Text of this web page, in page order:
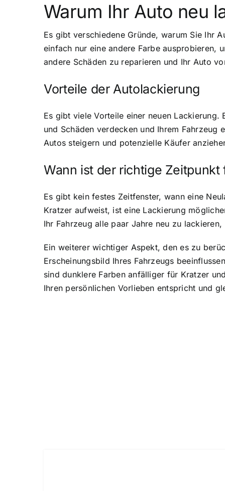
Warum Ihr Auto neu
Es gibt verschiedene Gründe, warum Sie Ihr
einfach nur eine andere Farbe ausprobieren,
andere Schäden zu reparieren und Ihr Auto
Vorteile der Autolackierung
Es gibt viele Vorteile einer neuen Lackierung.
und Schäden verdecken und Ihrem Fahrzeug
Autos steigern und potenzielle Käufer
Wann ist der richtige
Es gibt kein festes Zeitfenster, wann eine
Kratzer aufweist, ist eine Lackierung
Ihr Fahrzeug alle paar Jahre neu zu
Ein weiterer wichtiger Aspekt, den es zu
Erscheinungsbild Ihres Fahrzeugs
sind dunklere Farben anfälliger für Kratzer
Ihren persönlichen Vorlieben entspricht und